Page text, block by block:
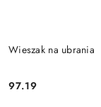
Wieszak na ubrania
Cena:
97.19